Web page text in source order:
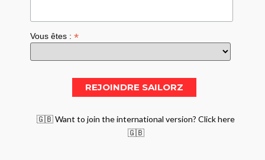
Vous êtes :*
🇬🇧 Want to join the international version? Click here
🇬🇧